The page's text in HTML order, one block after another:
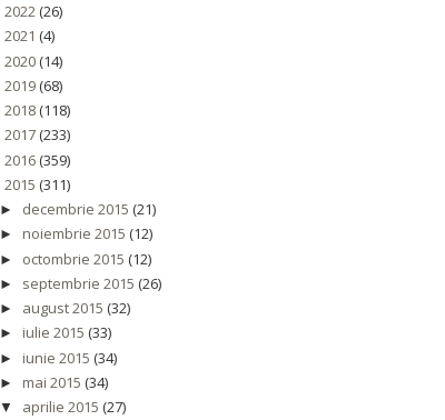
2022(26)
2021 (4)
2020(14)
2019(68)
2018(118)
2017(233)
2016(359)
2015 (311)
► decembrie 2015 (21)
► noiembrie 2015 (12)
► octombrie 2015 (12)
► septembrie 2015 (26)
► august 2015 (32)
► iulie 2015 (33)
► iunie 2015 (34)
► mai 2015 (34)
▼ aprilie 2015 (27)